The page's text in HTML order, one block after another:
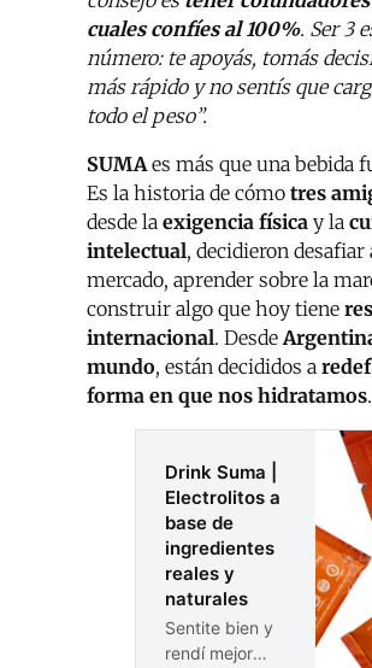
cuales confíes al 100%. Ser 3
número: te apoyás, tomás
más rápido y no sentís que
todo el peso”.
SUMAes más que una bebida
Es la historia de cómo tres
desde la exigencia física y la
intelectual, decidieron desafiar
mercado, aprender sobre la
construir algo que hoy tiene
internacional. Desde
mundo, están decididos a
forma en que nos hidratamos.
Drink Suma |
Electrolitos a
base de
ingredientes
reales y
naturales
Sentite bien y
rendí mejor